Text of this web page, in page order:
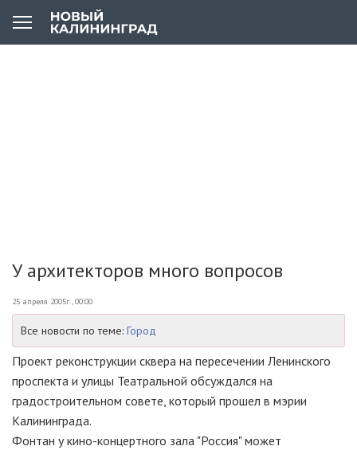
У архитекторов много вопросов
25 апреля 2005г., 00:00
Все новости по теме: Город
Проект реконструкции сквера на пересечении Ленинского
проспекта и улицы Театральной обсуждался на
градостроительном совете, который прошел в мэрии
Калининграда.
Фонтан у кино-концертного зала "Россия" может